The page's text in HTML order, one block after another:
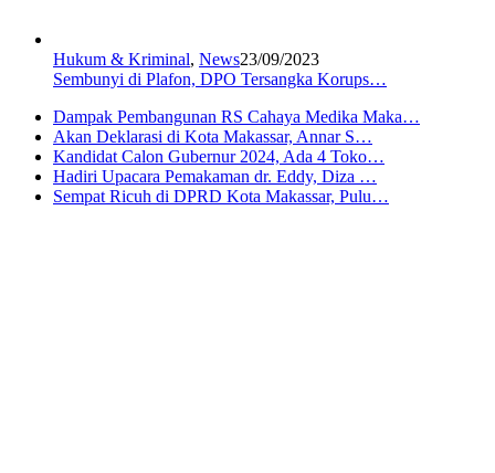
Hukum & Kriminal, News23/09/2023
Sembunyi di Plafon, DPO Tersangka Korups…
Dampak Pembangunan RS Cahaya Medika Maka…
Akan Deklarasi di Kota Makassar, Annar S…
Kandidat Calon Gubernur 2024, Ada 4 Toko…
Hadiri Upacara Pemakaman dr. Eddy, Diza …
Sempat Ricuh di DPRD Kota Makassar, Pulu…